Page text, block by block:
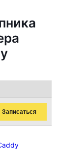
Записаться